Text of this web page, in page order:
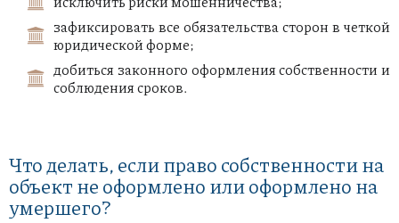
зафиксировать все обязательства сторон в четкой
юридической форме;
добиться законного оформления собственности и
соблюдения сроков.
Что делать, если право собственности на
объект не оформлено или оформлено на
умершего?